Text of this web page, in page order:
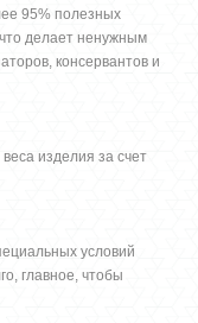
95% полезных
делает ненужным
консервантов и
изделия за счет
условий
главное, чтобы